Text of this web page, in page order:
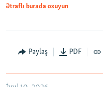
Ətraflı burada oxuyun
Paylaş PDF